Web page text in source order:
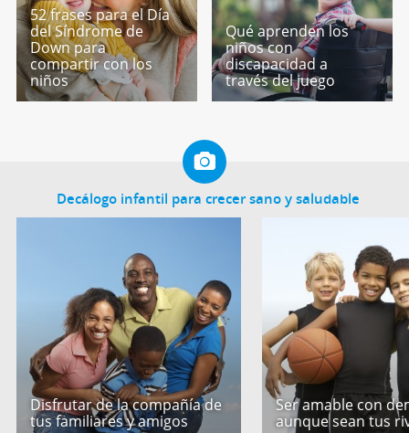
52 frases para el Día
del Síndrome de
Down para
compartir con los
niños
Qué aprenden los
niños con
discapacidad a
través del juego
Decálogo infantil para crecer sano y saludable
Disfrutar de la compañía de
tus familiares y amigos
Ser amable con
aunque sean tus